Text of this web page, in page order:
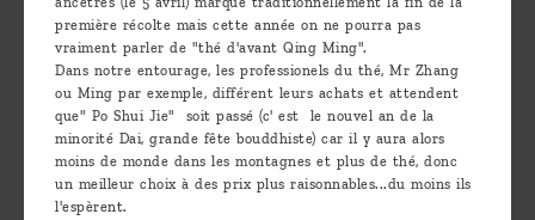
Contactez-
nous !
première récolte mais cette année on ne pourra pas
vraiment parler de "thé d'avant Qing Ming".
Dans notre entourage, les professionels du thé, Mr Zhang
ou Ming par exemple, différent leurs achats et attendent
que" Po Shui Jie" soit passé (c' est le nouvel an de la
minorité Dai, grande fête bouddhiste) car il y aura alors
moins de monde dans les montagnes et plus de thé, donc
un meilleur choix à des prix plus raisonnables...du moins ils
l'espèrent.